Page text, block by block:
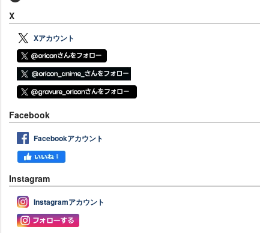
X
Xアカウント
Facebook
Facebookアカウント
Instagram
Instagramアカウント